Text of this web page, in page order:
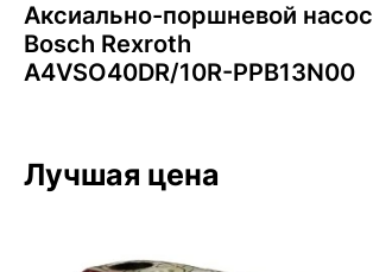
Аксиально-поршневой насос
Bosch Rexroth
A4VSO40DR/10R-PPB13N00
Лучшая цена